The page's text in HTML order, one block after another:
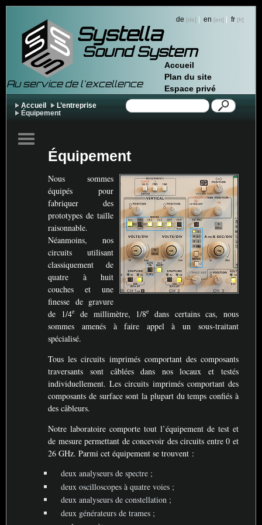
Systella
Au service de l'excellence
Sound System
de | en | fr
Accueil
Plan du site
Espace privé
Accueil
L’entreprise
Équipement
Équipement
Nous sommes
équipés pour
fabriquer des
prototypes de taille
raisonnable.
Néanmoins, nos
circuits utilisant
classiquement de
quatre à huit
couches et une
finesse de gravure
de 1/4ede millimètre, 1/8e
dans certains cas, nous
sommes amenés à faire appel à un sous-traitant
spécialisé.
Tous les circuits imprimés comportant des composants
traversants sont câblées dans nos locaux et testés
individuellement. Les circuits imprimés comportant des
composants de surface sont la plupart du temps confiés à
des câbleurs.
Notre laboratoire comporte tout l’équipement de test et
de mesure permettant de concevoir des circuits entre 0 et
26 GHz. Parmi cet équipement se trouvent :
deux analyseurs de spectre ;
deux oscilloscopes à quatre voies ;
deux analyseurs de constellation ;
deux générateurs de trames ;